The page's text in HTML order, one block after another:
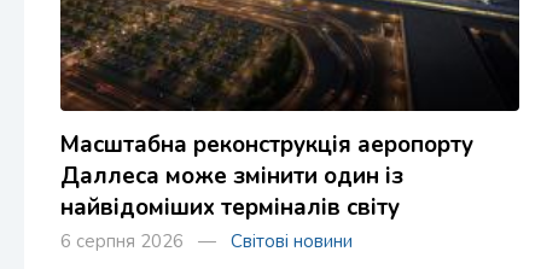
Масштабна реконструкція аеропорту
Даллеса може змінити один із
найвідоміших терміналів світу
6 серпня 2026 — Світові новини